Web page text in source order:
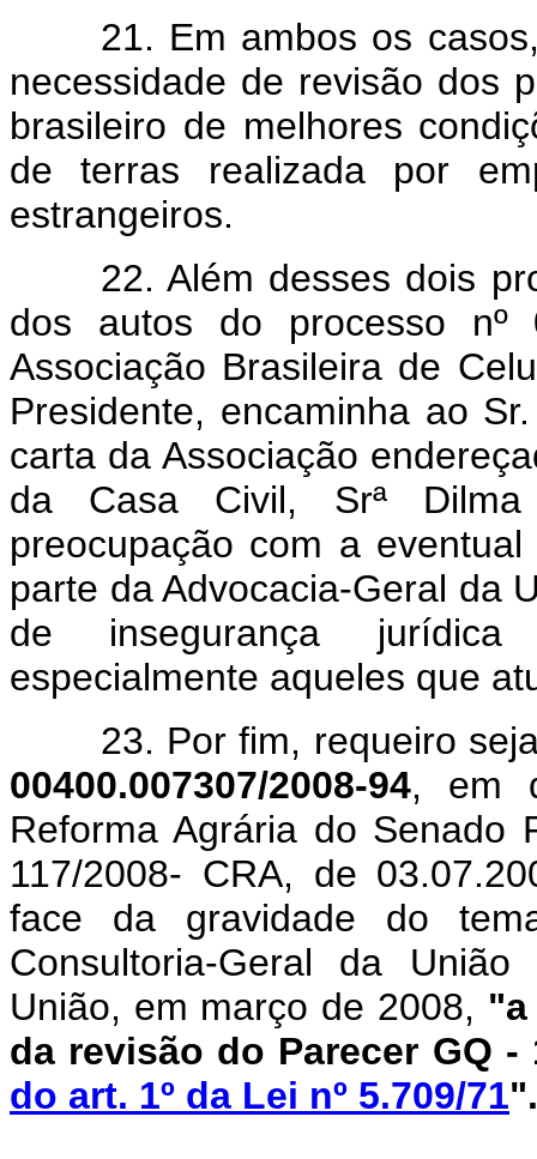
21. Em ambos os
necessidade de revisão dos
brasileiro de melhores
de terras realizada por
estrangeiros.
22. Além desses dois
dos autos do processo nº
Associação Brasileira de
Presidente, encaminha ao
carta da Associação
da Casa Civil, Srª
preocupação com a
parte da Advocacia-Geral da
de insegurança jurídica
especialmente aqueles que
23. Por fim, requeiro
00400.007307/2008-94, em
Reforma Agrária do Senado
117/2008- CRA, de
face da gravidade do
Consultoria-Geral da
União, em março de 2008, "a
da revisão do Parecer GQ
do art. 1º da Lei nº 5.709/71".